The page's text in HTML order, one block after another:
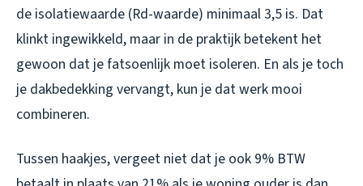
de isolatiewaarde (Rd-waarde) minimaal 3,5 is. Dat
klinkt ingewikkeld, maar in de praktijk betekent het
gewoon dat je fatsoenlijk moet isoleren. En als je toch
je dakbedekking vervangt, kun je dat werk mooi
combineren.
Tussen haakjes, vergeet niet dat je ook 9% BTW